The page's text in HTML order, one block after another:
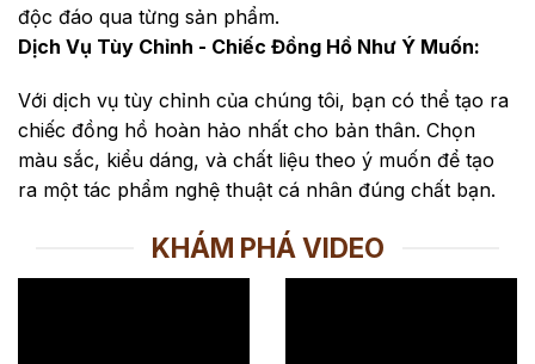
độc đáo qua từng sản phẩm.
Dịch Vụ Tùy Chỉnh - Chiếc Đồng Hồ Như Ý Muốn:
Với dịch vụ tùy chỉnh của chúng tôi, bạn có thể tạo ra
chiếc đồng hồ hoàn hảo nhất cho bản thân. Chọn
màu sắc, kiểu dáng, và chất liệu theo ý muốn để tạo
ra một tác phẩm nghệ thuật cá nhân đúng chất bạn.
KHÁM PHÁ VIDEO